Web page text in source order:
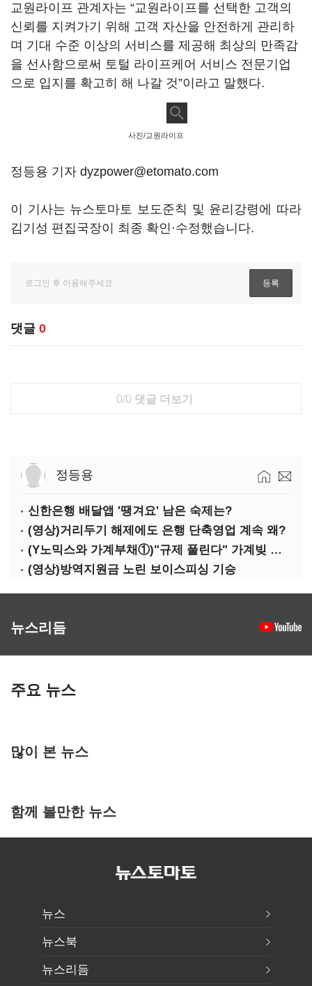
교원라이프 관계자는 “교원라이프를 선택한 고객의
신뢰를 지켜가기 위해 고객 자산을 안전하게 관리하
며 기대 수준 이상의 서비스를 제공해 최상의 만족감
을 선사함으로써 토털 라이프케어 서비스 전문기업
으로 입지를 확고히 해 나갈 것”이라고 말했다.
사진/교원라이프
정등용 기자 dyzpower@etomato.com
이 기사는 뉴스토마토 보도준칙 및 윤리강령에 따라
김기성 편집국장이 최종 확인·수정했습니다.
댓글 0
0/0 댓글 더보기
정등용
신한은행 배달앱 '땡겨요' 남은 숙제는?
(영상)거리두기 해제에도 은행 단축영업 계속 왜?
(Y노믹스와 가계부채①)"규제 풀린다" 가계빚 다시 꿈틀
(영상)방역지원금 노린 보이스피싱 기승
뉴스리듬
주요 뉴스
많이 본 뉴스
함께 볼만한 뉴스
뉴스
뉴스북
뉴스리듬